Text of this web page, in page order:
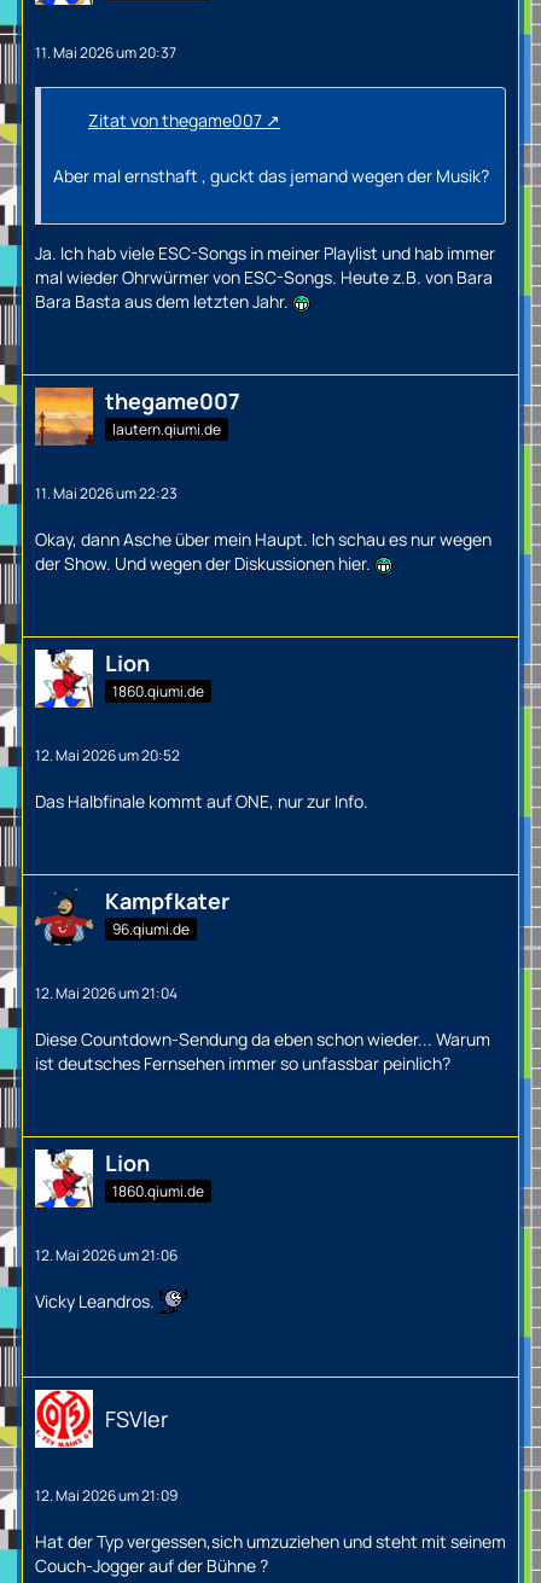
11. Mai 2026 um 20:37
Zitat von thegame007
Aber mal ernsthaft , guckt das jemand wegen der Musik?
Ja. Ich hab viele ESC-Songs in meiner Playlist und hab immer
mal wieder Ohrwürmer von ESC-Songs. Heute z.B. von Bara
Bara Basta aus dem letzten Jahr.
thegame007
lautern.qiumi.de
11. Mai 2026 um 22:23
Okay, dann Asche über mein Haupt. Ich schau es nur wegen
der Show. Und wegen der Diskussionen hier.
Lion
1860.qiumi.de
12. Mai 2026 um 20:52
Das Halbfinale kommt auf ONE, nur zur Info.
Kampfkater
96.qiumi.de
12. Mai 2026 um 21:04
Diese Countdown-Sendung da eben schon wieder... Warum
ist deutsches Fernsehen immer so unfassbar peinlich?
Lion
1860.qiumi.de
12. Mai 2026 um 21:06
Vicky Leandros.
FSVler
12. Mai 2026 um 21:09
Hat der Typ vergessen,sich umzuziehen und steht mit seinem
Couch-Jogger auf der Bühne ?